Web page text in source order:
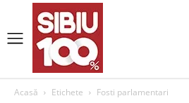
Acasă Etichete Fosti parlamentari